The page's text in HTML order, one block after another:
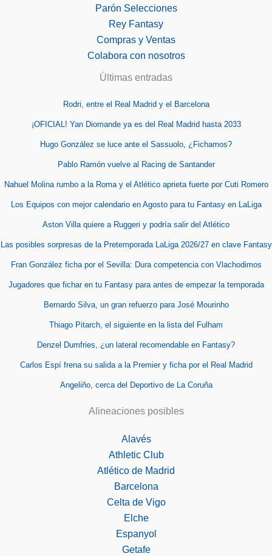
Parón Selecciones
Rey Fantasy
Compras y Ventas
Colabora con nosotros
Últimas entradas
Rodri, entre el Real Madrid y el Barcelona
¡OFICIAL! Yan Diomande ya es del Real Madrid hasta 2033
Hugo González se luce ante el Sassuolo, ¿Fichamos?
Pablo Ramón vuelve al Racing de Santander
Nahuel Molina rumbo a la Roma y el Atlético aprieta fuerte por Cuti Romero
Los Equipos con mejor calendario en Agosto para tu Fantasy en LaLiga
Aston Villa quiere a Ruggeri y podría salir del Atlético
Las posibles sorpresas de la Pretemporada LaLiga 2026/27 en clave Fantasy
Fran González ficha por el Sevilla: Dura competencia con Vlachodimos
Jugadores que fichar en tu Fantasy para antes de empezar la temporada
Bernardo Silva, un gran refuerzo para José Mourinho
Thiago Pitarch, el siguiente en la lista del Fulham
Denzel Dumfries, ¿un lateral recomendable en Fantasy?
Carlos Espí frena su salida a la Premier y ficha por el Real Madrid
Angeliño, cerca del Deportivo de La Coruña
Alineaciones posibles
Alavés
Athletic Club
Atlético de Madrid
Barcelona
Celta de Vigo
Elche
Espanyol
Getafe